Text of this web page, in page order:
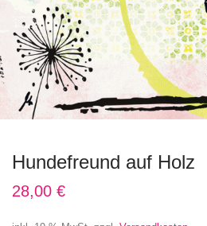
Hundefreund auf Holz
28,00 €